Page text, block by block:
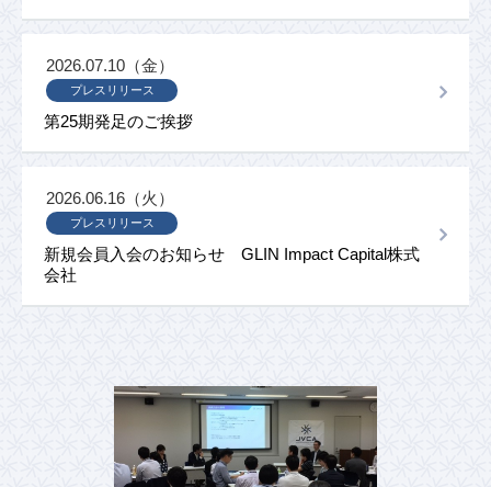
第25期発足のご挨拶
プレスリリース
2026.07.10（金）
新規会員入会のお知らせ GLIN Impact Capital株式
会社
プレスリリース
2026.06.16（火）